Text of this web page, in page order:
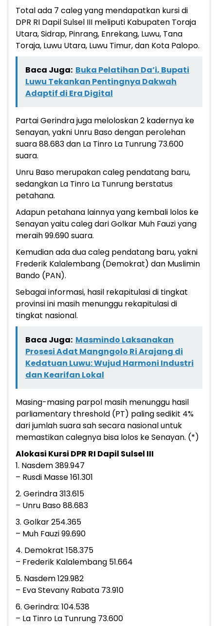
Total ada 7 caleg yang mendapatkan kursi di
DPR RI Dapil Sulsel III meliputi Kabupaten Toraja
Utara, Sidrap, Pinrang, Enrekang, Luwu, Tana
Toraja, Luwu Utara, Luwu Timur, dan Kota Palopo.
Baca Juga: Buka Pelatihan Da’i, Bupati
Luwu Tekankan Pentingnya Dakwah
Adaptif di Era Digital
Partai Gerindra juga meloloskan 2 kadernya ke
Senayan, yakni Unru Baso dengan perolehan
suara 88.683 dan La Tinro La Tunrung 73.600
suara.
Unru Baso merupakan caleg pendatang baru,
sedangkan La Tinro La Tunrung berstatus
petahana.
Adapun petahana lainnya yang kembali lolos ke
Senayan yaitu caleg dari Golkar Muh Fauzi yang
meraih 99.690 suara.
Kemudian ada dua caleg pendatang baru, yakni
Frederik Kalalembang (Demokrat) dan Muslimin
Bando (PAN).
Sebagai informasi, hasil rekapitulasi di tingkat
provinsi ini masih menunggu rekapitulasi di
tingkat nasional.
Baca Juga: Masmindo Laksanakan
Prosesi Adat Mangngolo Ri Arajang di
Kedatuan Luwu: Wujud Harmoni Industri
dan Kearifan Lokal
Masing-masing parpol masih menunggu hasil
parliamentary threshold (PT) paling sedikit 4%
dari jumlah suara sah secara nasional untuk
memastikan calegnya bisa lolos ke Senayan. (*)
Alokasi Kursi DPR RI Dapil Sulsel III
1. Nasdem 389.947
– Rusdi Masse 161.301
2. Gerindra 313.615
– Unru Baso 88.683
3. Golkar 254.365
– Muh Fauzi 99.690
4. Demokrat 158.375
– Frederik Kalalembang 51.664
5. Nasdem 129.982
– Eva Stevany Rabata 73.910
6. Gerindra: 104.538
– La Tinro La Tunrung 73.600